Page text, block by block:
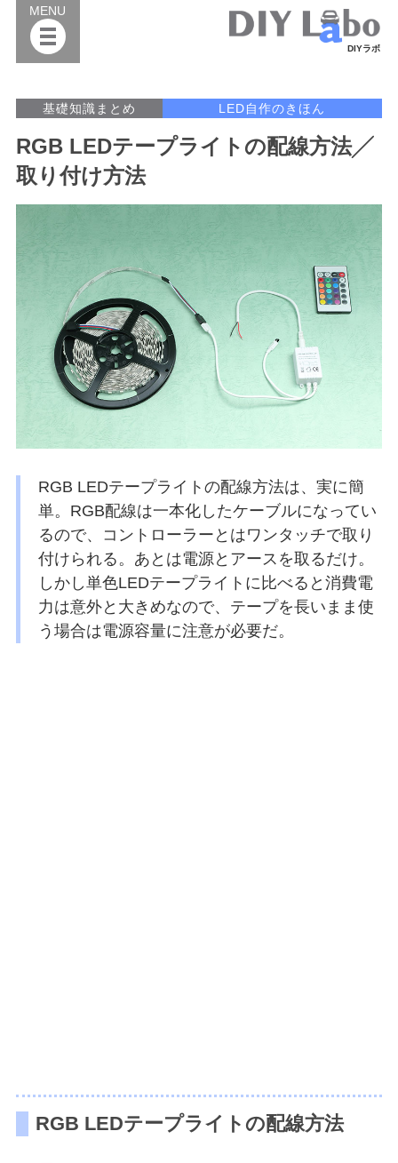
DIYラボ
MENU
基礎知識まとめ LED自作のきほん
RGB LEDテープライトの配線方法╱
取り付け方法
RGB LEDテープライトの配線方法は、実に簡
単。RGB配線は一本化したケーブルになってい
るので、コントローラーとはワンタッチで取り
付けられる。あとは電源とアースを取るだけ。
しかし単色LEDテープライトに比べると消費電
力は意外と大きめなので、テープを長いまま使
う場合は電源容量に注意が必要だ。
RGB LEDテープライトの配線方法